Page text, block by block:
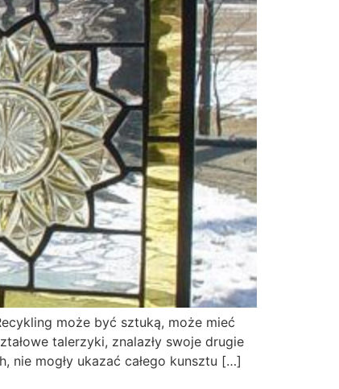
może być sztuką, może mieć
talerzyki, znalazły swoje drugie
nie mogły ukazać całego kunsztu […]